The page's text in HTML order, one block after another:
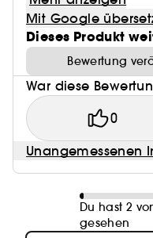
Mit Google
Dieses Produkt
Bewertung
War diese
0
Unangemessenen
Du hast 2
gesehen